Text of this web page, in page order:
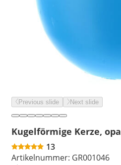
Previous slide Next slide
Kugelförmige Kerze,
13
Artikelnummer: GR001046